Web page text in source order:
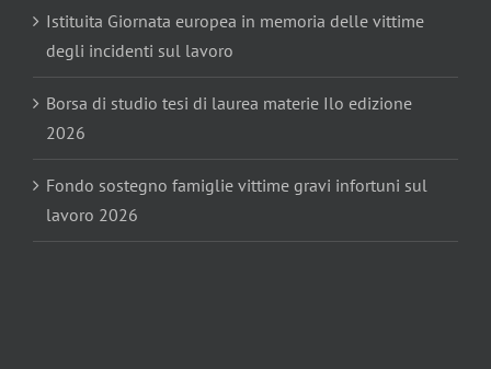
Istituita Giornata europea in memoria delle vittime
degli incidenti sul lavoro
Borsa di studio tesi di laurea materie Ilo edizione
2026
Fondo sostegno famiglie vittime gravi infortuni sul
lavoro 2026